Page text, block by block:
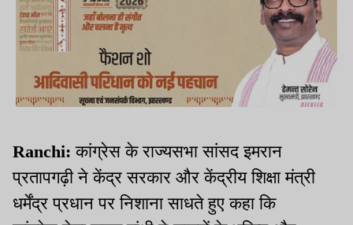
Ranchi: कांग्रेस के राज्यसभा सांसद इमरान
प्रतापगढ़ी ने केंद्र सरकार और केंद्रीय शिक्षा मंत्री
धर्मेंद्र प्रधान पर निशाना साधते हुए कहा कि